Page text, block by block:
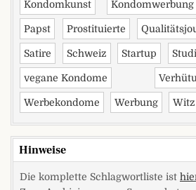
Kondomkunst Kondomwerbung
Papst Prostituierte
Satire Schweiz Startup
vegane Kondome
Werbekondome Werbung Witz
Hinweise
Die komplette Schlagwortliste ist